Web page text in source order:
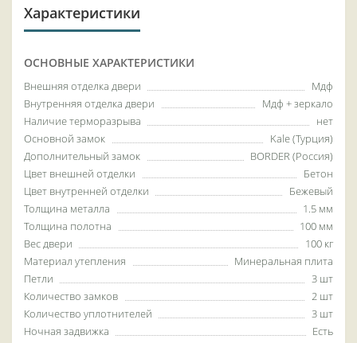
Характеристики
ОСНОВНЫЕ ХАРАКТЕРИСТИКИ
Внешняя отделка двери
Мдф
Внутренняя отделка двери
Мдф + зеркало
Наличие терморазрыва
нет
Основной замок
Kale (Турция)
Дополнительный замок
BORDER (Россия)
Цвет внешней отделки
Бетон
Цвет внутренней отделки
Бежевый
Толщина металла
1.5 мм
Толщина полотна
100 мм
Вес двери
100 кг
Материал утепления
Минеральная плита
Петли
3 шт
Количество замков
2 шт
Количество уплотнителей
3 шт
Ночная задвижка
Есть